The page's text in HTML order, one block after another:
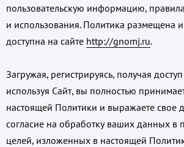
пользовательскую информацию,
и использования. Политика размещена
доступна на сайте http://gnomj.ru.
Загружая, регистрируясь, получая
используя Сайт, вы полностью
настоящей Политики и выражаете свое
согласие на обработку ваших данных в
целей, изложенных в настоящей